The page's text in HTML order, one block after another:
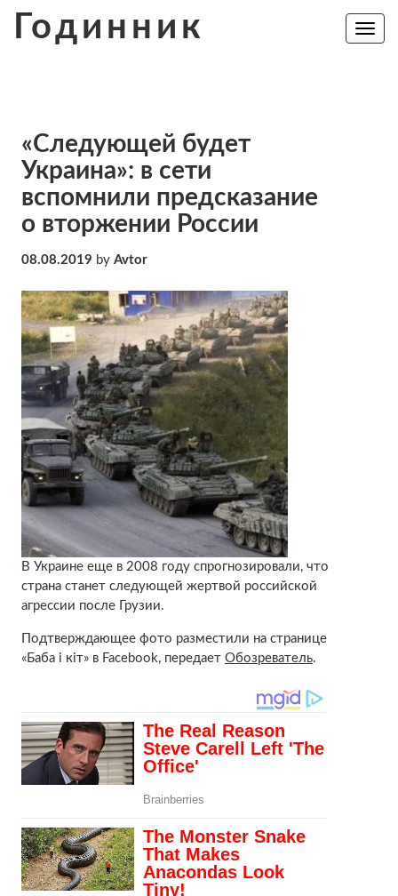
Годинник
Toggle
«Следующей будет
Украина»: в сети
вспомнили предсказание
о вторжении России
08.08.2019 by Avtor
В Украине еще в 2008 году спрогнозировали, что
страна станет следующей жертвой российской
агрессии после Грузии.
Подтверждающее фото разместили на странице
«Баба і кіт» в Facebook, передает Обозреватель.